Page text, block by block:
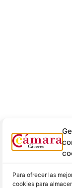
Para ofrecer las
cookies para